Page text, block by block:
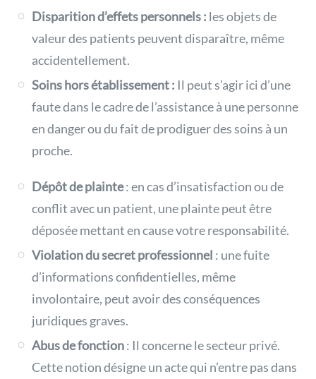
Disparition d’effets personnels : les objets de
valeur des patients peuvent disparaître, même
accidentellement.
Soins hors établissement : Il peut s’agir ici d’une
faute dans le cadre de l’assistance à une personne
en danger ou du fait de prodiguer des soins à un
proche.
Dépôt de plainte: en cas d’insatisfaction ou de
conflit avec un patient, une plainte peut être
déposée mettant en cause votre responsabilité.
Violation du secret professionnel : une fuite
d’informations confidentielles, même
involontaire, peut avoir des conséquences
juridiques graves.
Abus de fonction: Il concerne le secteur privé.
Cette notion désigne un acte qui n’entre pas dans